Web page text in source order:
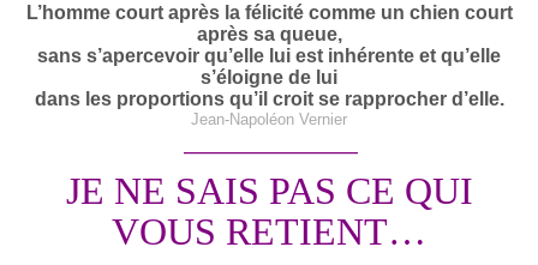
L’homme court après la félicité comme un chien court
après sa queue,
sans s’apercevoir qu’elle lui est inhérente et qu’elle
s’éloigne de lui
dans les proportions qu’il croit se rapprocher d’elle.
Jean-Napoléon Vernier
JE NE SAIS PAS CE QUI
VOUS RETIENT…